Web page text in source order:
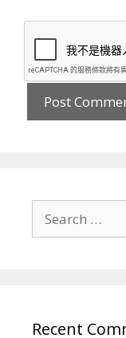
for:
Recent